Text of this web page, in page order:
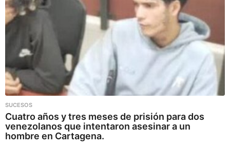
SUCESOS
Cuatro años y tres meses de prisión para dos
venezolanos que intentaron asesinar a un
hombre en Cartagena.